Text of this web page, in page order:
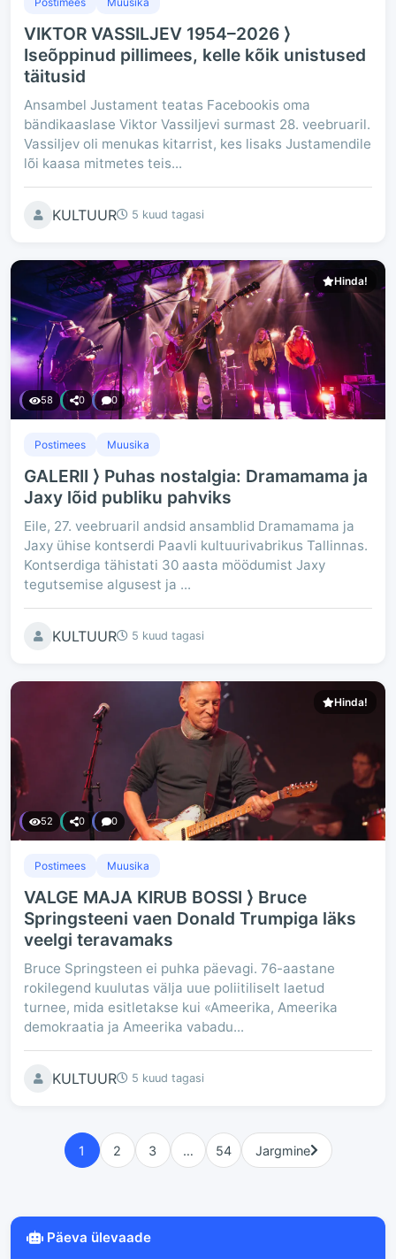
VIKTOR VASSILJEV 1954–2026 ⟩
Iseõppinud pillimees, kelle kõik unistused
täitusid
Ansambel Justament teatas Facebookis oma
bändikaaslase Viktor Vassiljevi surmast 28. veebruaril.
Vassiljev oli menukas kitarrist, kes lisaks Justamendile
lõi kaasa mitmetes teis...
KULTUUR 5 kuud tagasi
Hinda!
58 0 0
Postimees Muusika
GALERII ⟩ Puhas nostalgia: Dramamama ja
Jaxy lõid publiku pahviks
Eile, 27. veebruaril andsid ansamblid Dramamama ja
Jaxy ühise kontserdi Paavli kultuurivabrikus Tallinnas.
Kontserdiga tähistati 30 aasta möödumist Jaxy
tegutsemise algusest ja ...
KULTUUR 5 kuud tagasi
Hinda!
52 0 0
Postimees Muusika
VALGE MAJA KIRUB BOSSI ⟩ Bruce
Springsteeni vaen Donald Trumpiga läks
veelgi teravamaks
Bruce Springsteen ei puhka päevagi. 76-aastane
rokilegend kuulutas välja uue poliitiliselt laetud
turnee, mida esitletakse kui «Ameerika, Ameerika
demokraatia ja Ameerika vabadu...
KULTUUR 5 kuud tagasi
1 2 3 … 54 Jargmine
Päeva ülevaade